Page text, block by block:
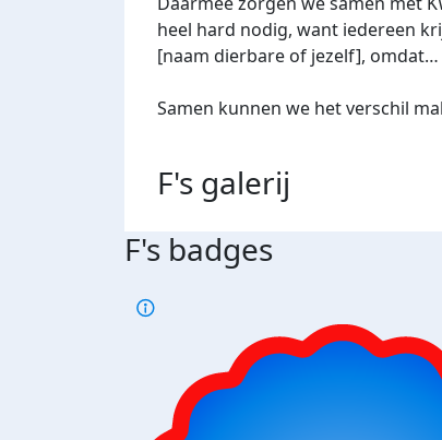
heel hard nodig, want iedereen
[naam dierbare of jezelf], omdat…
Samen kunnen we het verschil
F's galerij
F's badges